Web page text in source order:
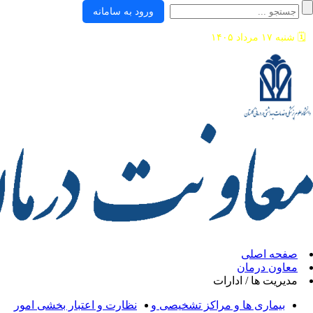
/ ادارات
ها و مراکز تشخیصی و
نظارت و اعتبار بخشی امور